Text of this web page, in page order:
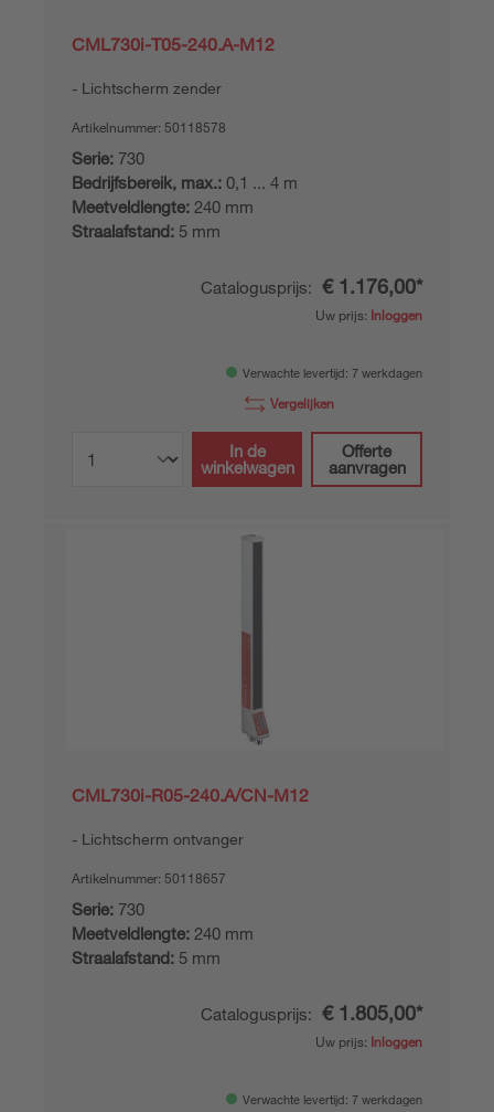
CML730i-T05-240.A-M12
Lichtscherm zender
Artikelnummer: 50118578
Serie: 730
Bedrijfsbereik, max.: 0,1 ... 4 m
Meetveldlengte: 240 mm
Straalafstand: 5 mm
Catalogusprijs: € 1.176,00*
Uw prijs: Inloggen
Verwachte levertijd: 7 werkdagen
Vergelijken
In de
winkelwagen
Offerte
aanvragen
CML730i-R05-240.A/CN-M12
Lichtscherm ontvanger
Artikelnummer: 50118657
Serie: 730
Meetveldlengte: 240 mm
Straalafstand: 5 mm
Catalogusprijs: € 1.805,00*
Uw prijs: Inloggen
Verwachte levertijd: 7 werkdagen